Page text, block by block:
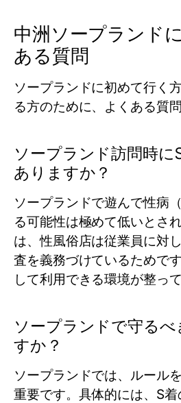
中洲ソープランド
ある質問
ソープランドに初めて行く
る方のために、よくある質
ソープランド訪問時に
ありますか？
ソープランドで遊んで性病
る可能性は極めて低いとさ
は、性風俗店は従業員に対
査を義務づけているためで
して利用できる環境が整って
ソープランドで守る
すか？
ソープランドでは、ルール
重要です。具体的には、S